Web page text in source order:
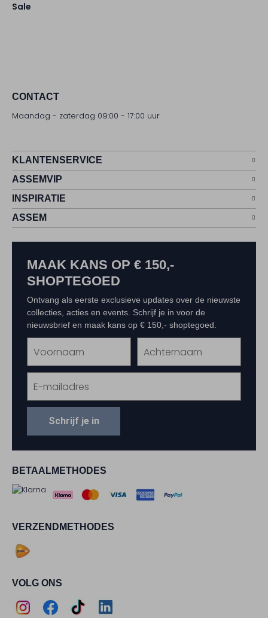
Sale
CONTACT
Maandag - zaterdag 09:00 - 17:00 uur
KLANTENSERVICE
ASSEMVIP
INSPIRATIE
ASSEM
BETAALMETHODES
VERZENDMETHODES
VOLG ONS
MAAK KANS OP € 150,-
SHOPTEGOED
Ontvang als eerste exclusieve updates over de nieuwste
collecties, acties en events. Schrijf je in voor de
nieuwsbrief en maak kans op € 150,- shoptegoed.
Schrijf je in